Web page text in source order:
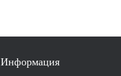
Информация